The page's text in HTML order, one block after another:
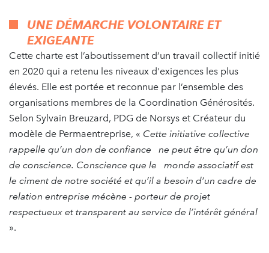
UNE DÉMARCHE VOLONTAIRE ET
EXIGEANTE
Cette charte est l’aboutissement d’un travail collectif initié
en 2020 qui a retenu les niveaux d'exigences les plus
élevés. Elle est portée et reconnue par l’ensemble des
organisations membres de la Coordination Générosités.
Selon Sylvain Breuzard, PDG de Norsys et Créateur du
modèle de Permaentreprise, « Cette initiative collective
rappelle qu’un don de confiance ne peut être qu’un don
de conscience. Conscience que le monde associatif est
le ciment de notre société et qu’il a besoin d’un cadre de
relation entreprise mécène - porteur de projet
respectueux et transparent au service de l’intérêt général
».